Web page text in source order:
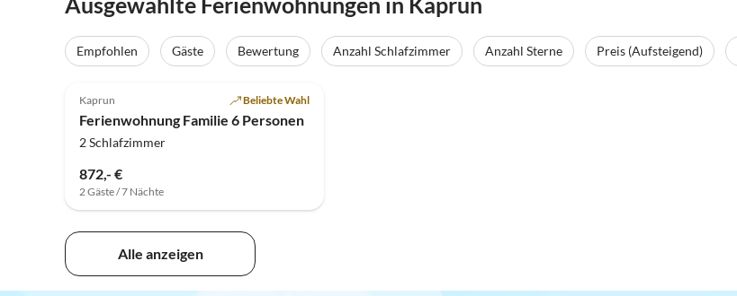
Empfohlen Gäste Bewertung Anzahl Schlafzimmer Anzahl Sterne Preis (Aufsteigend)
Kaprun Beliebte Wahl
Ferienwohnung Familie 6 Personen
2 Schlafzimmer
872,- €
2 Gäste / 7 Nächte
Alle anzeigen